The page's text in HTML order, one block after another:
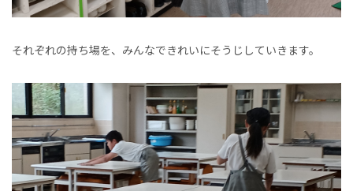
それぞれの持ち場を、みんなできれいにそうじしていきます。